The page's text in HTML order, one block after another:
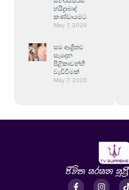
හයිද්‍රාබාද්
කණ්ඩායමට
May 7, 2026
සම ආශ්‍රිතව
සෑදෙන
පිළිකාවන්හි
වැඩිවීමක්
May 7, 2026